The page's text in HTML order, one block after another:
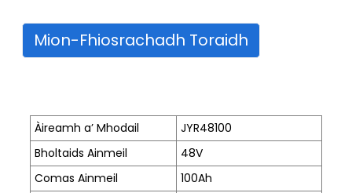
Mion-Fhiosrachadh Toraidh
Àireamh a’ Mhodail
JYR48100
Bholtaids Ainmeil
48V
Comas Ainmeil
100Ah